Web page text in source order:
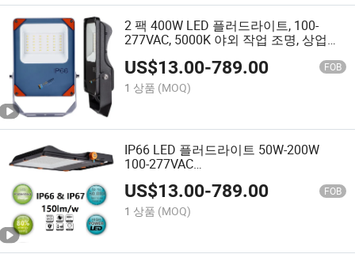
2 팩 400W LED 플러드라이트, 100-
277VAC, 5000K 야외 작업 조명, 상업용
US$13.00-789.00 FOB
1 상품 (MOQ)
IP66 LED 플러드라이트 50W-200W
100-277VAC
3000K/4000K/5000K/6000K 비대칭 빔
으로 야외 광고판, 외관 및 건축 상업 조
명용
US$13.00-789.00 FOB
1 상품 (MOQ)